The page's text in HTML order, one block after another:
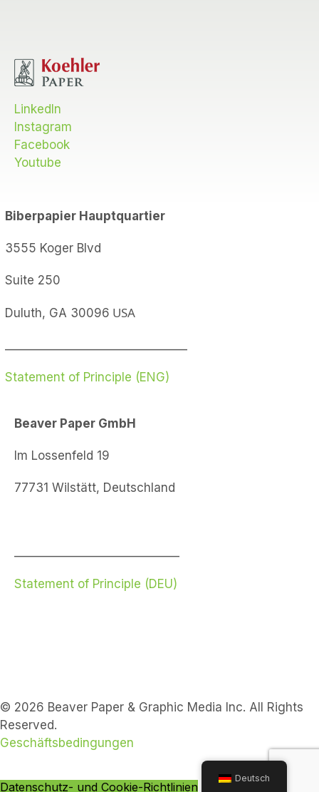
LinkedIn
Instagram
Facebook
Youtube
Biberpapier Hauptquartier
3555 Koger Blvd
Suite 250
Duluth, GA 30096 USA
Statement of Principle (ENG)
Beaver Paper GmbH
Im Lossenfeld 19
77731 Wilstätt, Deutschland
Statement of Principle (DEU)
© 2026 Beaver Paper & Graphic Media Inc. All Rights
Reserved.
Geschäftsbedingungen
Datenschutz- und Cookie-Richtlinien
Deutsch